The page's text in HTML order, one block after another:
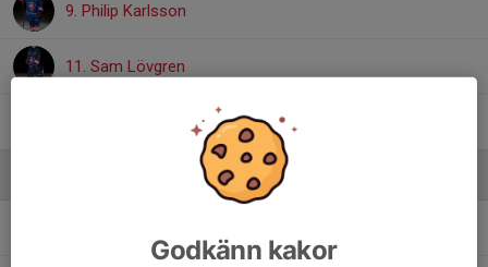
9. Philip Karlsson
11. Sam Lövgren
Godkänn kakor